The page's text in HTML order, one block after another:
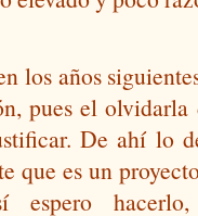
los años
pues el
De ahí lo
que es un